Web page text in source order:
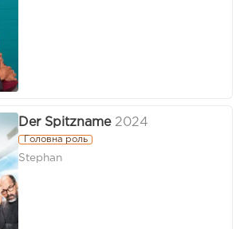
Der Spitzname 2024
Головна роль
Stephan